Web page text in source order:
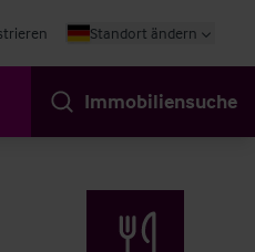
Standort ändern
Immobiliensuche